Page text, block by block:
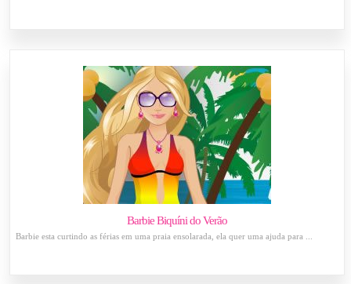
Barbie Biquíni do Verão
Barbie esta curtindo as férias em uma praia ensolarada, ela quer uma ajuda para ...